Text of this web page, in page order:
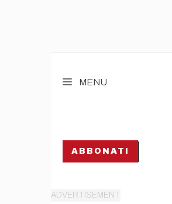
MENU
ABBONATI